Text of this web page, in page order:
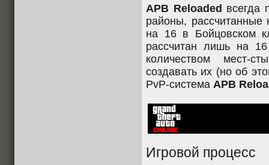
APB Reloaded всегда
районы,
на 16 в Бойцовском
рассчитан лишь на 16
количеством мест-
создавать их (но об
PvP-система APB
Игровой процесс